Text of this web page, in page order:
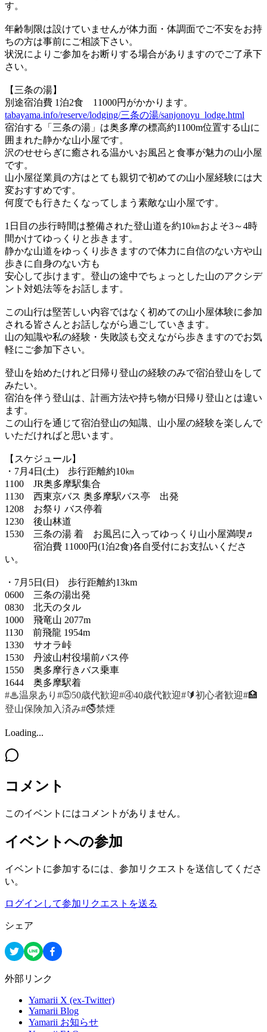
す。
年齢制限は設けていませんが体力面・体調面でご不安をお持
ちの方は事前にご相談下さい。
状況によりご参加をお断りする場合がありますのでご了承下
さい。
【三条の湯】
別途宿泊費 1泊2食 11000円がかかります。
tabayama.info/reserve/lodging/三条の湯/sanjonoyu_lodge.html
宿泊する「三条の湯」は奥多摩の標高約1100m位置する山に
囲まれた静かな山小屋です。
沢のせせらぎに癒される温かいお風呂と食事が魅力の山小屋
です。
山小屋従業員の方はとても親切で初めての山小屋経験には大
変おすすめです。
何度でも行きたくなってしまう素敵な山小屋です。
1日目の歩行時間は整備された登山道を約10㎞およそ3～4時
間かけてゆっくりと歩きます。
静かな山道をゆっくり歩きますので体力に自信のない方や山
歩きに自身のない方も
安心して歩けます。登山の途中でちょっとした山のアクシデ
ント対処法等をお話します。
この山行は堅苦しい内容ではなく初めての山小屋体験に参加
される皆さんとお話しながら過ごしていきます。
山の知識や私の経験・失敗談も交えながら歩きますのでお気
軽にご参加下さい。
登山を始めたけれど日帰り登山の経験のみで宿泊登山をして
みたい。
宿泊を伴う登山は、計画方法や持ち物が日帰り登山とは違い
ます。
この山行を通じて宿泊登山の知識、山小屋の経験を楽しんで
いただければと思います。
【スケジュール】
・7月4日(土) 歩行距離約10㎞
1100 JR奥多摩駅集合
1130 西東京バス 奥多摩駅バス亭 出発
1208 お祭り バス停着
1230 後山林道
1530 三条の湯 着 お風呂に入ってゆっくり山小屋満喫♬
宿泊費 11000円(1泊2食)各自受付にお支払いくださ
い。
・7月5日(日) 歩行距離約13km
0600 三条の湯出発
0830 北天のタル
1000 飛竜山 2077m
1130 前飛龍 1954m
1330 サオラ峠
1530 丹波山村役場前バス停
1550 奥多摩行きバス乗車
1644 奥多摩駅着
#♨温泉あり #⑤50歳代歓迎#④40歳代歓迎#🔰初心者歓迎#🏥
登山保険加入済み#🚭禁煙
Loading...
コメント
このイベントにはコメントがありません。
イベントへの参加
イベントに参加するには、参加リクエストを送信してくださ
い。
ログインして参加リクエストを送る
シェア
外部リンク
Yamarii X (ex-Twitter)
Yamarii Blog
Yamarii お知らせ